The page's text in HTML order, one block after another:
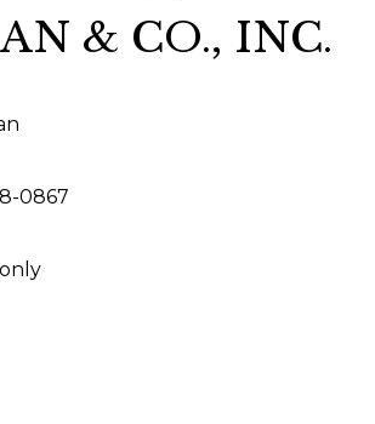
LILA
LILA
LIBRAIRIES
& CO., INC.
0867